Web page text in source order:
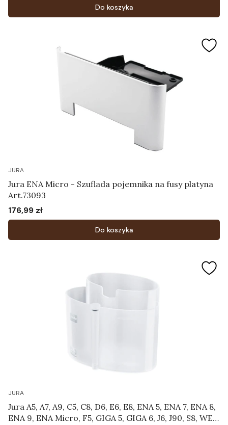
Do koszyka
JURA
Jura ENA Micro - Szuflada pojemnika na fusy platyna
Art.73093
Cena
176,99 zł
Do koszyka
JURA
Jura A5, A7, A9, C5, C8, D6, E6, E8, ENA 5, ENA 7, ENA 8,
ENA 9, ENA Micro, F5, GIGA 5, GIGA 6, J6, J90, S8, WE8